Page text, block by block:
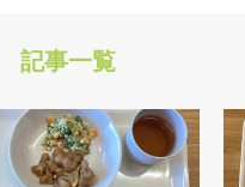
記事一覧